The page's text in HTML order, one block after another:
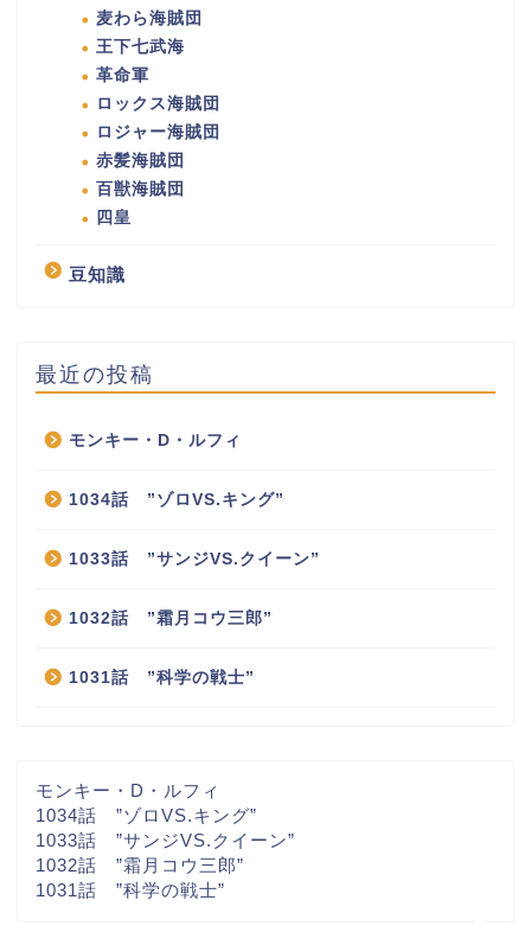
麦わら海賊団
王下七武海
革命軍
ロックス海賊団
ロジャー海賊団
赤髪海賊団
百獣海賊団
四皇
豆知識
最近の投稿
モンキー・D・ルフィ
1034話 ”ゾロVS.キング”
1033話 ”サンジVS.クイーン”
1032話 ”霜月コウ三郎”
1031話 ”科学の戦士”
モンキー・D・ルフィ
1034話 ”ゾロVS.キング”
1033話 ”サンジVS.クイーン”
1032話 ”霜月コウ三郎”
1031話 ”科学の戦士”